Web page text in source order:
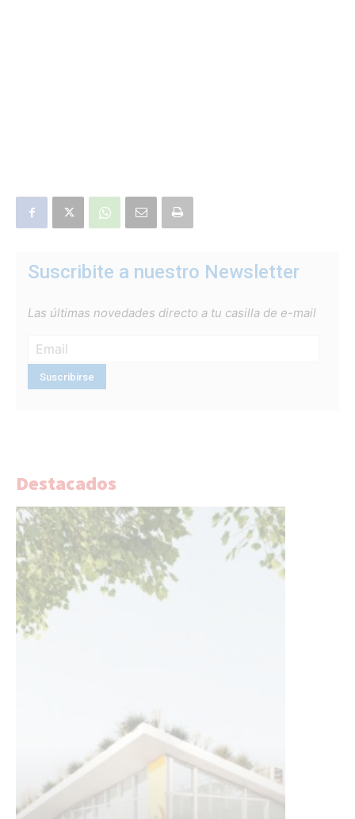
Suscribite a nuestro Newsletter
Las últimas novedades directo a tu casilla de e-mail
Destacados